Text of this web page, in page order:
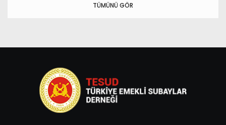
TÜMÜNÜ GÖR